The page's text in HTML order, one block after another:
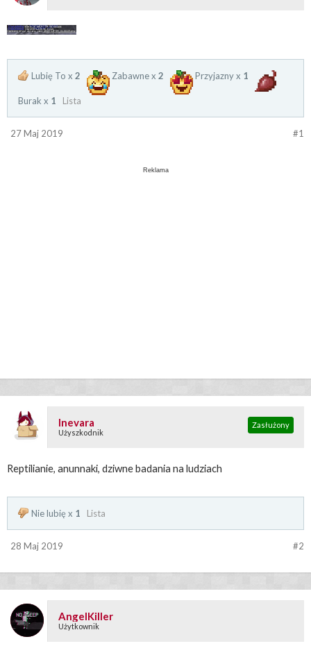
Lubię To x 2 Zabawne x 2 Przyjazny x 1
Burak x 1 Lista
#1
27 Maj 2019
Reklama
Inevara
Użyszkodnik
Zasłużony
Reptilianie, anunnaki, dziwne badania na ludziach
Nie lubię x 1 Lista
#2
28 Maj 2019
AngelKiller
Użytkownik